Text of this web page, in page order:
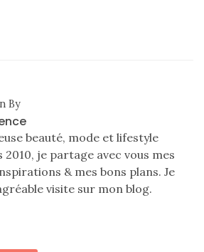
By
beauté, mode et lifestyle
2010, je partage avec vous mes
& mes bons plans. Je
visite sur mon blog.